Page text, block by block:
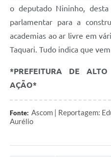
o deputado Nininho,
parlamentar para a
academias ao ar livre em
Taquari. Tudo indica que
*PREFEITURA DE
AÇÃO*
Fonte: Ascom | Reportagem:
Aurélio